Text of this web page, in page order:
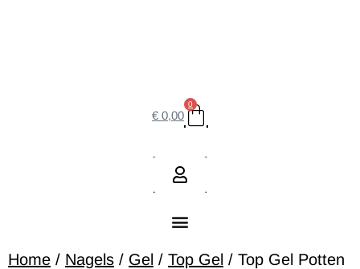
€ 0,00
0
Home / Nagels / Gel / Top Gel / Top Gel Potten